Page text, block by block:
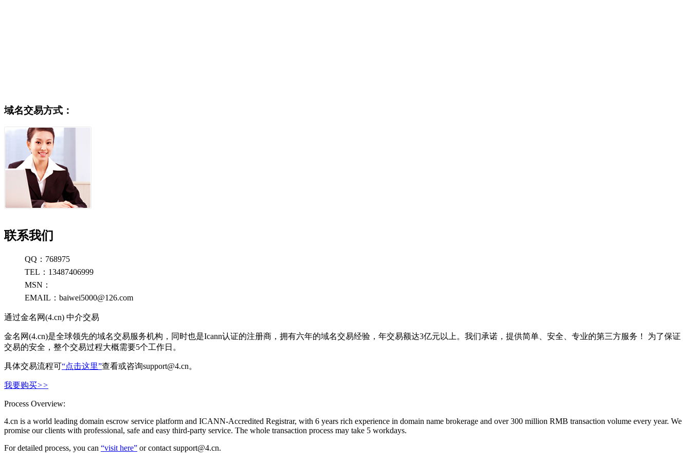
域名交易方式：
联系我们
QQ：768975
TEL：13487406999
MSN：
EMAIL：baiwei5000@126.com
通过金名网(4.cn) 中介交易
金名网(4.cn)是全球领先的域名交易服务机构，同时也是Icann认证的注册商，拥有六年的域名交易经验，年交易额达3亿元以上。我们承诺，提供简单、安全、专业的第三方服务！ 为了保证
交易的安全，整个交易过程大概需要5个工作日。
具体交易流程可“点击这里”查看或咨询support@4.cn。
我要购买>>
Process Overview:
4.cn is a world leading domain escrow service platform and ICANN-Accredited Registrar, with 6 years rich experience in domain name brokerage and over 300 million RMB transaction volume every year. We
promise our clients with professional, safe and easy third-party service. The whole transaction process may take 5 workdays.
For detailed process, you can “visit here” or contact support@4.cn.